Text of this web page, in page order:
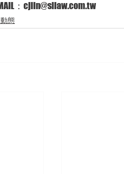
：cjlin@sllaw.com.tw
態